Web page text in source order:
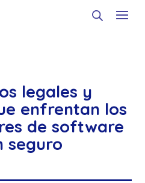
legales y
enfrentan los
de software
seguro